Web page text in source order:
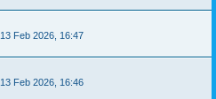
13 Feb 2026, 16:47
13 Feb 2026, 16:46